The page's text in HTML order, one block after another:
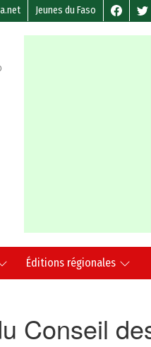
Jeunes du Faso
Éditions régionales
Conseil